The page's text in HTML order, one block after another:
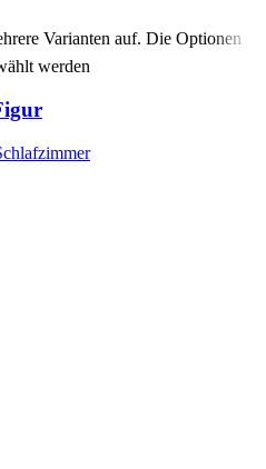
Varianten auf. Die Optionen
werden